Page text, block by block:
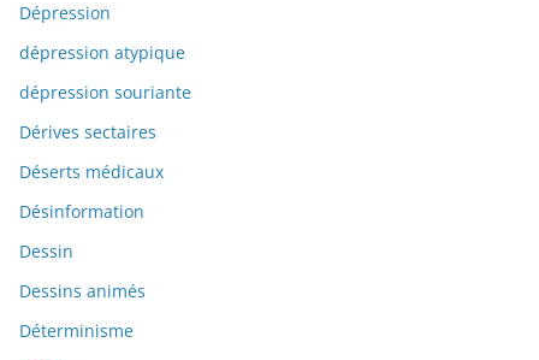
Dépression
dépression atypique
dépression souriante
Dérives sectaires
Déserts médicaux
Désinformation
Dessin
Dessins animés
Déterminisme